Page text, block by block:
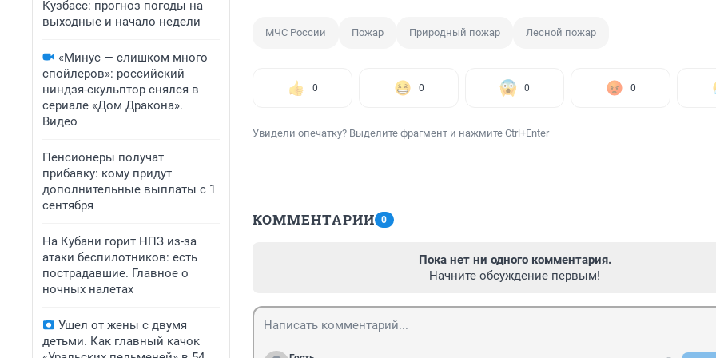
Кузбасс: прогноз погоды на
выходные и начало недели
«Минус — слишком много
спойлеров»: российский
ниндзя-скульптор снялся в
сериале «Дом Дракона».
Видео
Пенсионеры получат
прибавку: кому придут
дополнительные выплаты с 1
сентября
На Кубани горит НПЗ из-за
атаки беспилотников: есть
пострадавшие. Главное о
ночных налетах
Ушел от жены с двумя
детьми. Как главный качок
МЧС России Пожар Природный пожар Лесной пожар
0 0 0 0
Увидели опечатку? Выделите фрагмент и нажмите Ctrl+Enter
КОММЕНТАРИИ 0
Пока нет ни одного комментария.
Начните обсуждение первым!